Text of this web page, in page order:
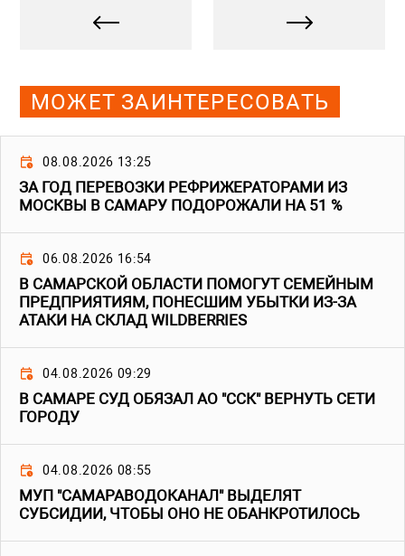
МОЖЕТ ЗАИНТЕРЕСОВАТЬ
08.08.2026 13:25
ЗА ГОД ПЕРЕВОЗКИ РЕФРИЖЕРАТОРАМИ ИЗ
МОСКВЫ В САМАРУ ПОДОРОЖАЛИ НА 51 %
06.08.2026 16:54
В САМАРСКОЙ ОБЛАСТИ ПОМОГУТ СЕМЕЙНЫМ
ПРЕДПРИЯТИЯМ, ПОНЕСШИМ УБЫТКИ ИЗ-ЗА
АТАКИ НА СКЛАД WILDBERRIES
04.08.2026 09:29
В САМАРЕ СУД ОБЯЗАЛ АО "ССК" ВЕРНУТЬ СЕТИ
ГОРОДУ
04.08.2026 08:55
МУП "САМАРАВОДОКАНАЛ" ВЫДЕЛЯТ
СУБСИДИИ, ЧТОБЫ ОНО НЕ ОБАНКРОТИЛОСЬ